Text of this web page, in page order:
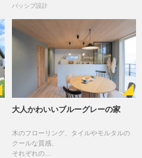
パッシブ設計
大人かわいいブルーグレーの家
木のフローリング、タイルやモルタルの
クールな質感、
それぞれの…